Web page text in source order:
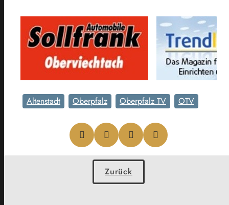
Altenstadt Oberpfalz Oberpfalz TV OTV
Zurück